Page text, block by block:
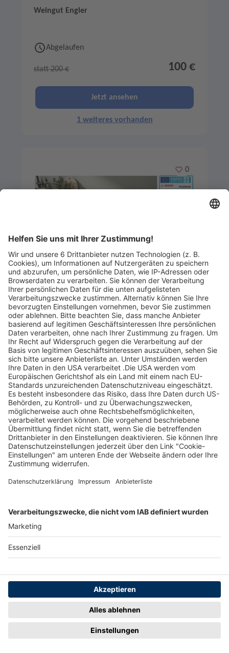
Weingut Engler
Abgelaufen
statt 200 € 100 €
Jetzt ansehen
1 weiteres vorhanden
Merken
0
Artikel-ID: 3823 0
Bosch Downdraft -
Induktionskochstelle 80cm
PXL82BH26E
Küchen- und Badmöbelstudio Helde
Abgelaufen
statt 2.975 € 1.488 €
Jetzt ansehen
3 weitere vorhanden
CUBE 23 Reaction Hybrid SLX 750
21" | black n reflex
HOT.BIKE GmbH